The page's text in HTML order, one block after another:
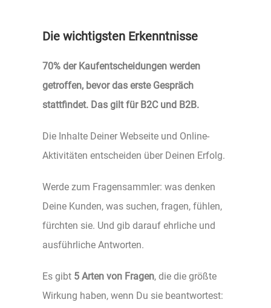
Die wichtigsten Erkenntnisse
70% der Kaufentscheidungen werden
getroffen, bevor das erste Gespräch
stattfindet. Das gilt für B2C und B2B.
Die Inhalte Deiner Webseite und Online-
Aktivitäten entscheiden über Deinen Erfolg.
Werde zum Fragensammler: was denken
Deine Kunden, was suchen, fragen, fühlen,
fürchten sie. Und gib darauf ehrliche und
ausführliche Antworten.
Es gibt 5 Arten von Fragen, die die größte
Wirkung haben, wenn Du sie beantwortest: